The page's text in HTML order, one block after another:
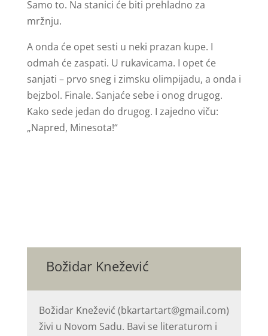
Samo to. Na stanici će biti prehladno za
mržnju.
A onda će opet sesti u neki prazan kupe. I
odmah će zaspati. U rukavicama. I opet će
sanjati – prvo sneg i zimsku olimpijadu, a onda i
bejzbol. Finale. Sanjaće sebe i onog drugog.
Kako sede jedan do drugog. I zajedno viču:
„Napred, Minesota!“
Božidar Knežević
Božidar Knežević (bkartartart@gmail.com)
živi u Novom Sadu. Bavi se literaturom i